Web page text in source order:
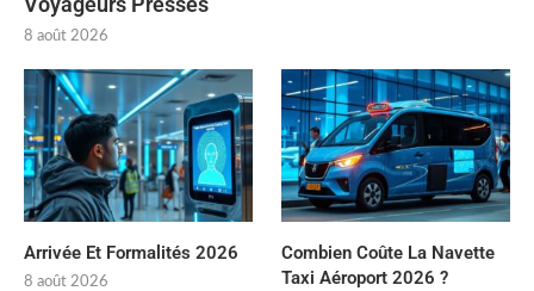
8 août 2026
Arrivée Et Formalités 2026
8 août 2026
Combien Coûte La Navette
Taxi Aéroport 2026 ?